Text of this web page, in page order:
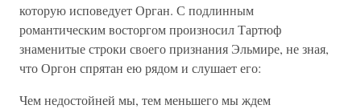
которую исповедует Орган. С подлинным
романтическим восторгом произносил Тартюф
знаменитые строки своего признания Эльмире, не зная,
что Оргон спрятан ею рядом и слушает его:
Чем недостойней мы, тем меньшего мы ждем